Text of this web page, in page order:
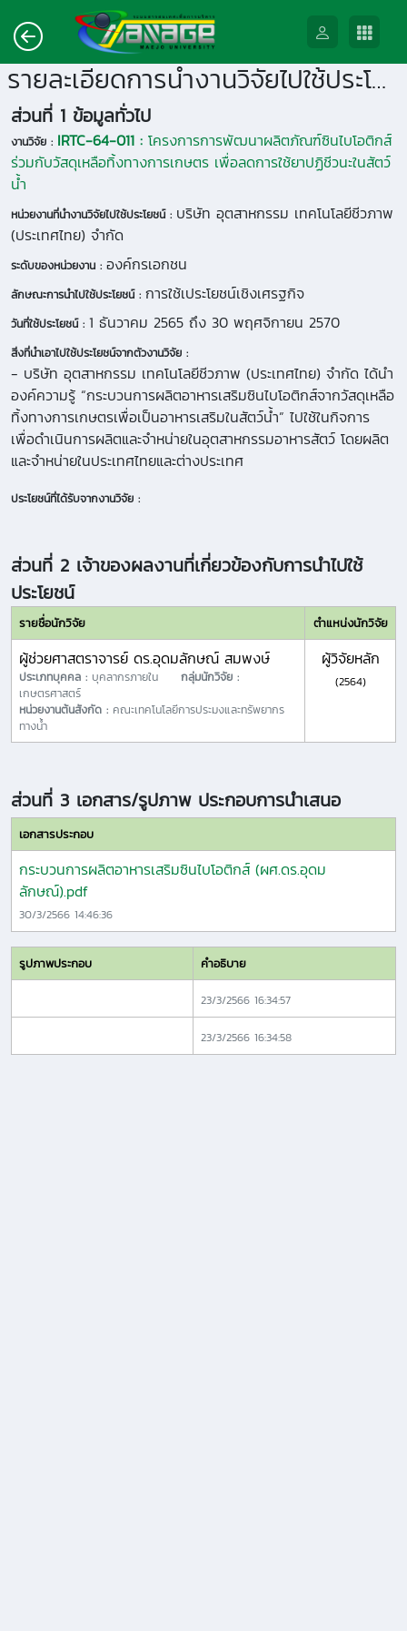
รายละเอียดการนำงานวิจัยไปใช้ประโยชน์
ส่วนที่ 1 ข้อมูลทั่วไป
งานวิจัย : IRTC-64-011 : โครงการการพัฒนาผลิตภัณฑ์ซินไบโอติกส์
ร่วมกับวัสดุเหลือทิ้งทางการเกษตร เพื่อลดการใช้ยาปฏิชีวนะในสัตว์
น้ำ
หน่วยงานที่นำงานวิจัยไปใช้ประโยชน์ : บริษัท อุตสาหกรรม เทคโนโลยีชีวภาพ
(ประเทศไทย) จำกัด
ระดับของหน่วยงาน : องค์กรเอกชน
ลักษณะการนำไปใช้ประโยชน์ : การใช้เประโยชน์เชิงเศรฐกิจ
วันที่ใช้ประโยชน์ : 1 ธันวาคม 2565 ถึง 30 พฤศจิกายน 2570
สิ่งที่นำเอาไปใช้ประโยชน์จากตัวงานวิจัย :
- บริษัท อุตสาหกรรม เทคโนโลยีชีวภาพ (ประเทศไทย) จำกัด ได้นำ
องค์ความรู้ “กระบวนการผลิตอาหารเสริมซินไบโอติกส์จากวัสดุเหลือ
ทิ้งทางการเกษตรเพื่อเป็นอาหารเสริมในสัตว์น้ำ” ไปใช้ในกิจการ
เพื่อดำเนินการผลิตและจำหน่ายในอุตสาหกรรมอาหารสัตว์ โดยผลิต
และจำหน่ายในประเทศไทยและต่างประเทศ
ประโยชน์ที่ได้รับจากงานวิจัย :
ส่วนที่ 2 เจ้าของผลงานที่เกี่ยวข้องกับการนำไปใช้
ประโยชน์
รายชื่อนักวิจัย ตำแหน่งนักวิจัย
ผู้ช่วยศาสตราจารย์ ดร.อุดมลักษณ์ สมพงษ์
ประเภทบุคคล : บุคลากรภายใน กลุ่มนักวิจัย :
เกษตรศาสตร์
หน่วยงานต้นสังกัด : คณะเทคโนโลยีการประมงและทรัพยากร
ทางน้ำ
ผู้วิจัยหลัก
(2564)
ส่วนที่ 3 เอกสาร/รูปภาพ ประกอบการนำเสนอ
เอกสารประกอบ
กระบวนการผลิตอาหารเสริมซินไบโอติกส์ (ผศ.ดร.อุดม
ลักษณ์).pdf
30/3/2566 14:46:36
รูปภาพประกอบ คำอธิบาย
23/3/2566 16:34:57
23/3/2566 16:34:58